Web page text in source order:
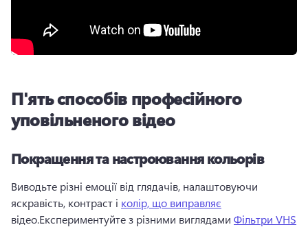
П'ять способів професійного
уповільненого відео
Покращення та настроювання кольорів
Виводьте різні емоції від глядачів, налаштовуючи
яскравість, контраст і колір, що виправляє
відео.Експериментуйте з різними виглядами Фільтри VHS